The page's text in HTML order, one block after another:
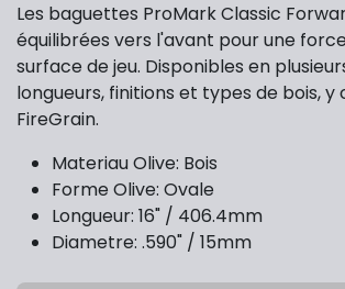
Les baguettes ProMark Classic
équilibrées vers l'avant pour une
surface de jeu. Disponibles en
longueurs, finitions et types de bois, y
FireGrain.
Materiau Olive: Bois
Forme Olive: Ovale
Longueur: 16" / 406.4mm
Diametre: .590" / 15mm